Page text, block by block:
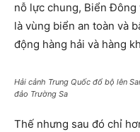
nỗ lực chung, Biển
là vùng biển an toàn và
động hàng hải và hàng
Hải cảnh Trung Quốc đổ bộ lên
đảo Trường Sa
Thế nhưng sau đó chỉ